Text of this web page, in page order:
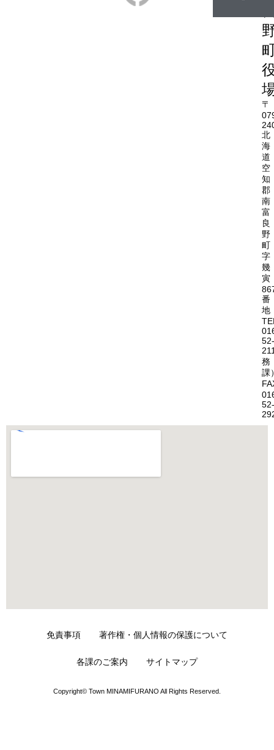
〒
北
海
道
空
知
郡
南
富
良
野
町
字
幾
寅
番
地
52-
務
課
52-
免責事項 著作権・個人情報の保護について
各課のご案内 サイトマップ
Copyright© Town MINAMIFURANO All Rights Reserved.